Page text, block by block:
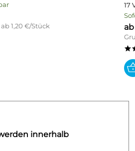
1,20 €/Stück
17
innerhalb